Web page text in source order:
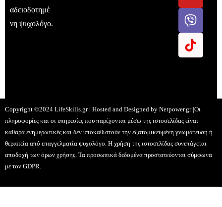
αδειοδοτημέ
νη ψυχολόγο.
Copyright ©2024 LifeSkills.gr | Hosted and Designed by Netpower.gr |Οι
πληροφορίες και οι υπηρεσίες που παρέχονται μέσω της ιστοσελίδας είναι
καθαρά ενημερωτικές και δεν υποκαθιστούν την εξατομικευμένη γνωμάτευση ή
θεραπεία από επαγγελματία ψυχολόγο. Η χρήση της ιστοσελίδας συνεπάγεται
αποδοχή των όρων χρήσης. Τα προσωπικά δεδομένα προστατεύονται σύμφωνα
με τον GDPR.